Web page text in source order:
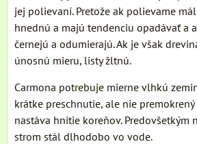
jej polievaní. Pretože ak polievame
hnednú a majú tendenciu opadávať a
černejú a odumierajú. Ak je však
únosnú mieru, listy žltnú.
Carmona potrebuje mierne vlhkú
krátke preschnutie, ale nie
nastáva hnitie koreňov. Predovšetkým
strom stál dlhodobo vo vode.